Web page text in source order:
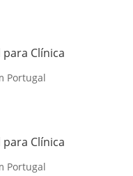
Clínica
Portugal
Clínica
Portugal